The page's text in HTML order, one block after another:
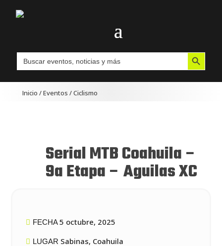
Buscar: Botón de búsqueda
Inicio /Eventos /Ciclismo
Serial MTB Coahuila –
9a Etapa – Aguilas XC
FECHA5 octubre, 2025
LUGAR Sabinas, Coahuila